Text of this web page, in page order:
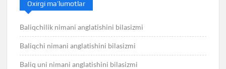
Oxirgi ma’lumotlar
Baliqchilik nimani anglatishini bilasizmi
Baliqchi nimani anglatishini bilasizmi
Baliq uni nimani anglatishini bilasizmi